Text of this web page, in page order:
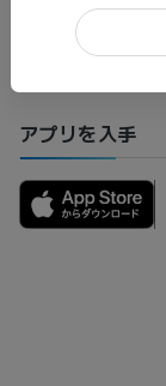
アプリを入手